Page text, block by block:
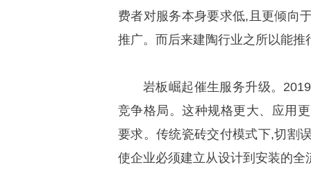
费者对服务本身要求低,且更倾向
推广。而后来建陶行业之所以能
岩板崛起催生服务升级。
竞争格局。这种规格更大、应用
要求。传统瓷砖交付模式下,切割
使企业必须建立从设计到安装的全